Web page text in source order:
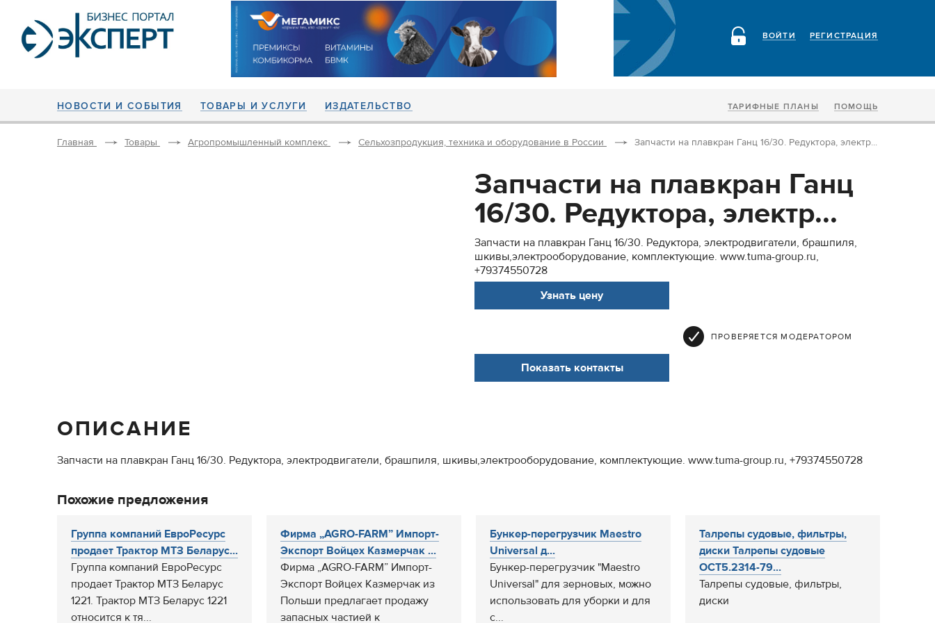
РЕГИСТРАЦИЯ
ВОЙТИ
НОВОСТИ И СОБЫТИЯ ТОВАРЫ И УСЛУГИ ИЗДАТЕЛЬСТВО ТАРИФНЫЕ ПЛАНЫ ПОМОЩЬ
Главная Товары Агропромышленный комплекс Сельхозпродукция, техника и оборудование в России Запчасти на плавкран Ганц 16/30. Редуктора, электр...
Запчасти на плавкран Ганц
16/30. Редуктора, электр...
Запчасти на плавкран Ганц 16/30. Редуктора, электродвигатели, брашпиля,
шкивы,электрооборудование, комплектующие. www.tuma-group.ru,
+79374550728
Узнать цену
ПРОВЕРЯЕТСЯ МОДЕРАТОРОМ
Показать контакты
ОПИСАНИЕ
Запчасти на плавкран Ганц 16/30. Редуктора, электродвигатели, брашпиля, шкивы,электрооборудование, комплектующие. www.tuma-group.ru, +79374550728
Похожие предложения
Группа компаний ЕвроРесурс
продает Трактор МТЗ Беларус...
Группа компаний ЕвроРесурс
продает Трактор МТЗ Беларус
1221. Трактор МТЗ Беларус 1221
относится к тя...
Фирма „AGRO-FARM” Импорт-
Экспорт Войцех Казмерчак ...
Фирма „AGRO-FARM” Импорт-
Экспорт Войцех Казмерчак из
Польши предлагает продажу
запасных частией к
Бункер-перегрузчик Maestro
Universal д...
Бункер-перегрузчик "Maestro
Universal" для зерновых, можно
использовать для уборки и для
с...
Талрепы судовые, фильтры,
диски Талрепы судовые
ОСТ5.2314-79...
Талрепы судовые, фильтры,
диски